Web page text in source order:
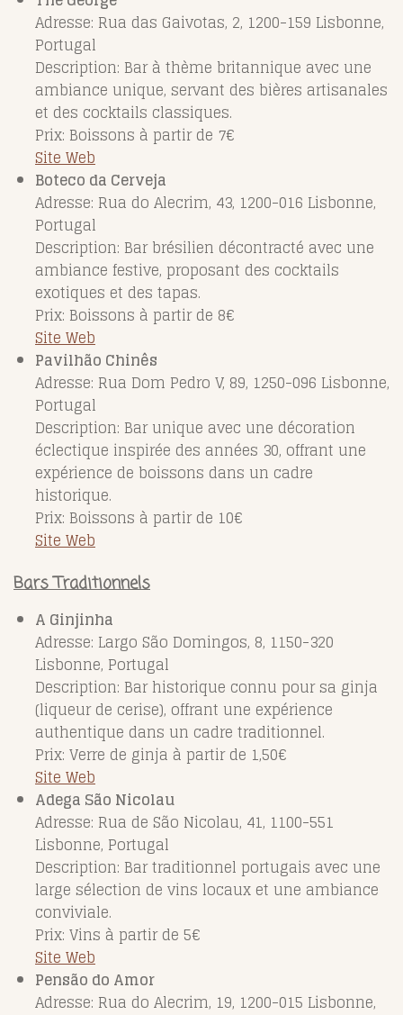
Adresse: Rua das Gaivotas, 2, 1200-159 Lisbonne,
Portugal
Description: Bar à thème britannique avec une
ambiance unique, servant des bières artisanales
et des cocktails classiques.
Prix: Boissons à partir de 7€
Site Web
Boteco da Cerveja
Adresse: Rua do Alecrim, 43, 1200-016 Lisbonne,
Portugal
Description: Bar brésilien décontracté avec une
ambiance festive, proposant des cocktails
exotiques et des tapas.
Prix: Boissons à partir de 8€
Site Web
Pavilhão Chinês
Adresse: Rua Dom Pedro V, 89, 1250-096 Lisbonne,
Portugal
Description: Bar unique avec une décoration
éclectique inspirée des années 30, offrant une
expérience de boissons dans un cadre
historique.
Prix: Boissons à partir de 10€
Site Web
Bars Traditionnels
A Ginjinha
Adresse: Largo São Domingos, 8, 1150-320
Lisbonne, Portugal
Description: Bar historique connu pour sa ginja
(liqueur de cerise), offrant une expérience
authentique dans un cadre traditionnel.
Prix: Verre de ginja à partir de 1,50€
Site Web
Adega São Nicolau
Adresse: Rua de São Nicolau, 41, 1100-551
Lisbonne, Portugal
Description: Bar traditionnel portugais avec une
large sélection de vins locaux et une ambiance
conviviale.
Prix: Vins à partir de 5€
Site Web
Pensão do Amor
Adresse: Rua do Alecrim, 19, 1200-015 Lisbonne,